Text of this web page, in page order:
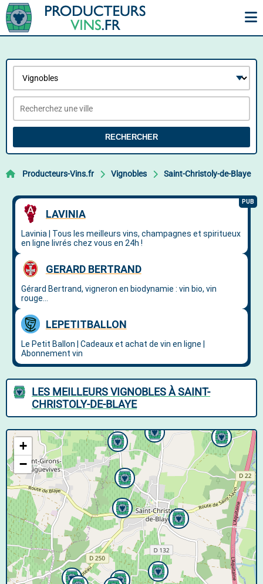
RECHERCHER
Producteurs-Vins.fr Vignobles Saint-Christoly-de-Blaye
LES MEILLEURS VIGNOBLES À SAINT-
CHRISTOLY-DE-BLAYE
+
−